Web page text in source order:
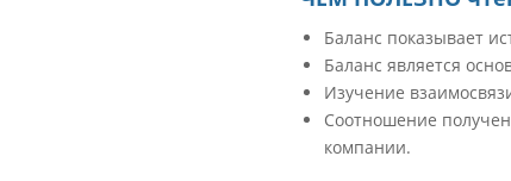
Баланс показывает
Баланс является
Изучение
Соотношение
компании.